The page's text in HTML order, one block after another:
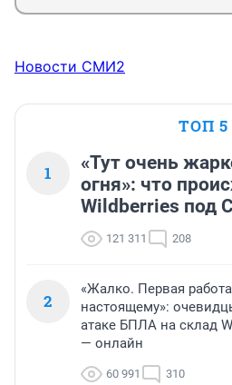
Новости СМИ2
ТОП 5
1
«Тут очень
огня»: что
Wildberries под
121 311 208
2
«Жалко. Первая
настоящему»:
атаке БПЛА на склад
— онлайн
60 991 310